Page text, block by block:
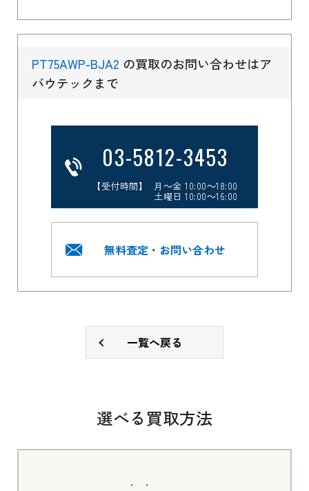
PT75AWP-BJA2 の買取のお問い合わせはア
バウテックまで
03-5812-3453
【受付時間】 月～金 10:00～18:00
土曜日 10:00～16:00
無料査定・お問い合わせ
一覧へ戻る
選べる買取方法